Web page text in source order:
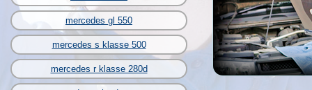
mercedes gl 550
mercedes s klasse 500
mercedes r klasse 280d